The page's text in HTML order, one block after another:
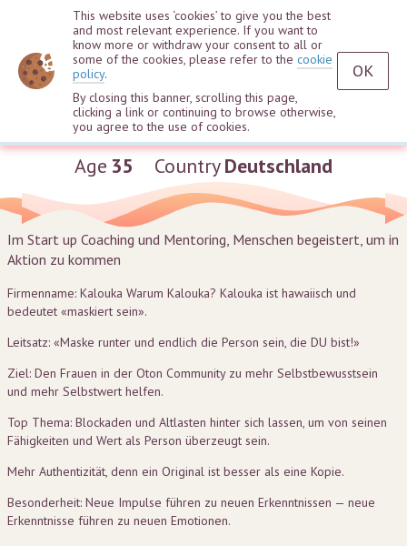
Samira Staab
Age 35 CountryDeutschland
Im Start up Coaching und Mentoring, Menschen begeistert, um in
Aktion zu kommen
Firmenname: Kalouka Warum Kalouka? Kalouka ist hawaiisch und
bedeutet «maskiert sein».
Leitsatz: «Maske runter und endlich die Person sein, die DU bist!»
Ziel: Den Frauen in der Oton Community zu mehr Selbstbewusstsein
und mehr Selbstwert helfen.
Top Thema: Blockaden und Altlasten hinter sich lassen, um von seinen
Fähigkeiten und Wert als Person überzeugt sein.
Mehr Authentizität, denn ein Original ist besser als eine Kopie.
Besonderheit: Neue Impulse führen zu neuen Erkenntnissen — neue
Erkenntnisse führen zu neuen Emotionen.
This website uses ‘cookies’ to give you the best
and most relevant experience. If you want to
know more or withdraw your consent to all or
some of the cookies, please refer to the cookie
policy.
By closing this banner, scrolling this page,
clicking a link or continuing to browse otherwise,
you agree to the use of cookies.
OK